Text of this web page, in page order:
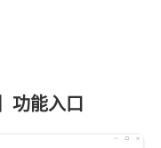
功能入口